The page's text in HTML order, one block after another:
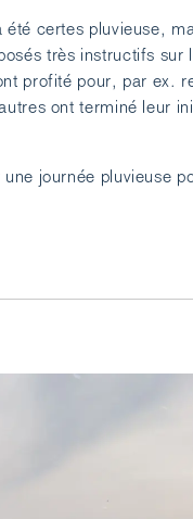
été certes pluvieuse,
très instructifs
profité pour, par ex.
ont terminé leur
journée pluvieuse